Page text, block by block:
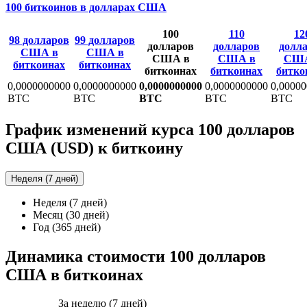
100 биткоинов в долларах США
98 долларов
США в
биткоинах
99 долларов
США в
биткоинах
100
долларов
США в
биткоинах
110
долларов
США в
биткоинах
0,0000000000
BTC
0,0000000000
BTC
0,0000000000
BTC
0,0000000000
BTC
BTC
График изменений курса 100 долларов
США (USD) к биткоину
Неделя (7 дней)
Неделя (7 дней)
Месяц (30 дней)
Год (365 дней)
Динамика стоимости 100 долларов
США в биткоинах
За неделю (7 дней)